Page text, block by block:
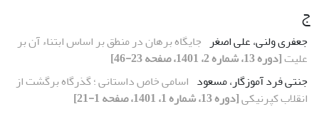
ج
جعفری ولنی، علی اصغر جایگاه برهان در منطق بر اساس ابتناء آن بر
علیت[دوره 13، شماره 2، 1401، صفحه 23-46]
جنتی فرد آموزگار، مسعود اسامی خاص داستانی ؛ گذرگاه برگشت از
انقلاب کپرنیکی[دوره 13، شماره 1، 1401، صفحه 1-21]